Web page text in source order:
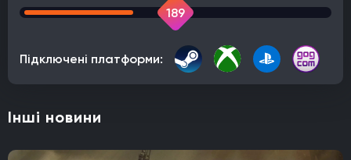
189
Підключені платформи:
Інші новини